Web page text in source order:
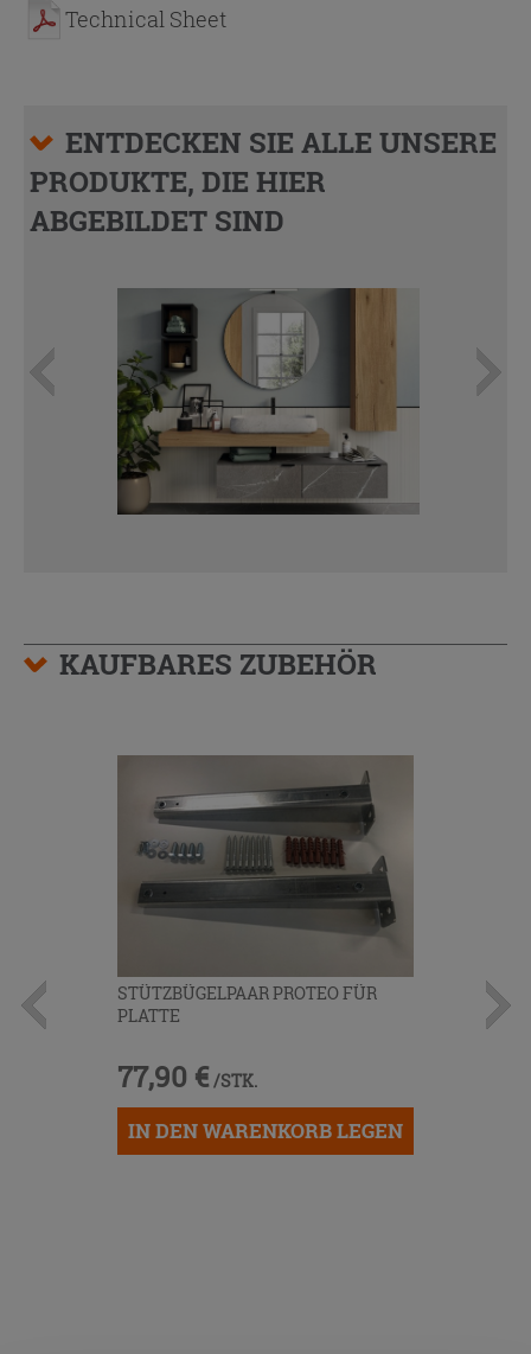
Technical Sheet
ENTDECKEN SIE ALLE UNSERE
PRODUKTE, DIE HIER
ABGEBILDET SIND
KAUFBARES ZUBEHÖR
STÜTZBÜGELPAAR PROTEO FÜR
PLATTE
77,90 € /STK.
IN DEN WARENKORB LEGEN